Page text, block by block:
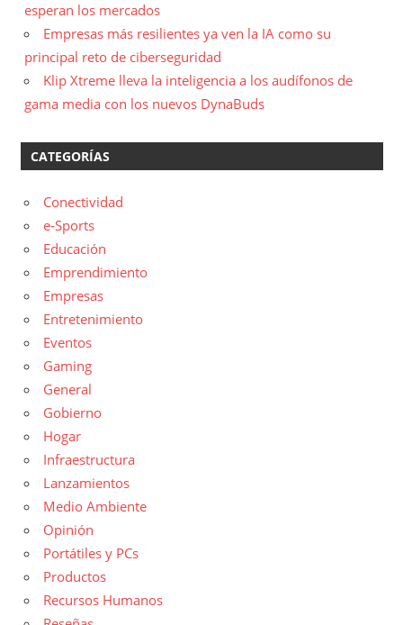
esperan los mercados
Empresas más resilientes ya ven la IA como su
principal reto de ciberseguridad
Klip Xtreme lleva la inteligencia a los audífonos de
gama media con los nuevos DynaBuds
CATEGORÍAS
Conectividad
e-Sports
Educación
Emprendimiento
Empresas
Entretenimiento
Eventos
Gaming
General
Gobierno
Hogar
Infraestructura
Lanzamientos
Medio Ambiente
Opinión
Portátiles y PCs
Productos
Recursos Humanos